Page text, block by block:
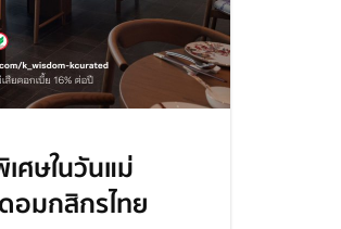
ศษในวันแม่
อมกสิกรไทย